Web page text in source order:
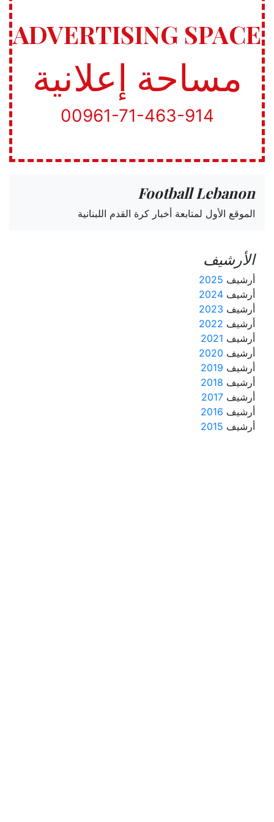
ADVERTISING SPACE
مساحة إعلانية
00961-71-463-914
Football Lebanon
الموقع الأول لمتابعة أخبار كرة القدم اللبنانية
الأرشيف
أرشيف 2025
أرشيف 2024
أرشيف 2023
أرشيف 2022
أرشيف 2021
أرشيف 2020
أرشيف 2019
أرشيف 2018
أرشيف 2017
أرشيف 2016
أرشيف 2015